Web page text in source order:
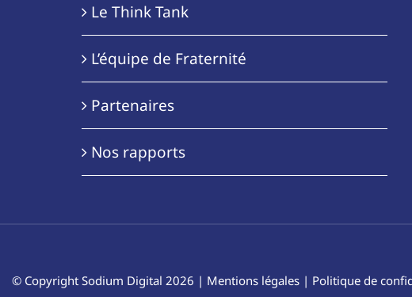
Le Think Tank
L’équipe de Fraternité
Partenaires
Nos rapports
© Copyright Sodium Digital 2026 | Mentions légales| Politique de